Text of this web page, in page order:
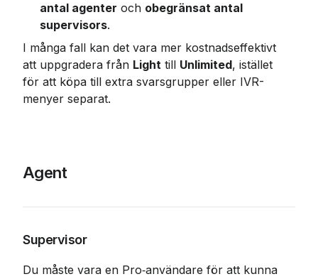
antal agenter och obegränsat antal
supervisors.
I många fall kan det vara mer kostnadseffektivt
att uppgradera från Light till Unlimited, istället
för att köpa till extra svarsgrupper eller IVR-
menyer separat.
Agent
Supervisor
Du måste vara en Pro‑användare för att kunna